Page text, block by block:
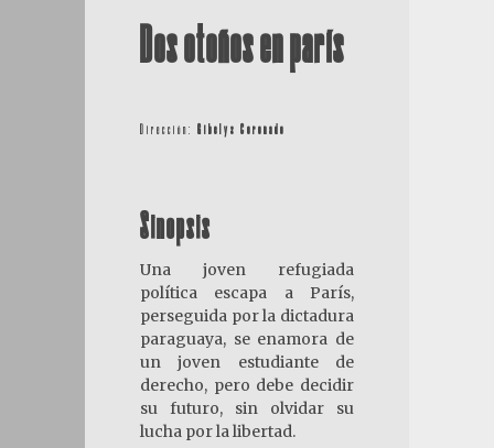
Dos otoños en parís
Dirección: Gibelys Coronado
Sinopsis
Una joven refugiada
política escapa a París,
perseguida por la dictadura
paraguaya, se enamora de
un joven estudiante de
derecho, pero debe decidir
su futuro, sin olvidar su
lucha por la libertad.